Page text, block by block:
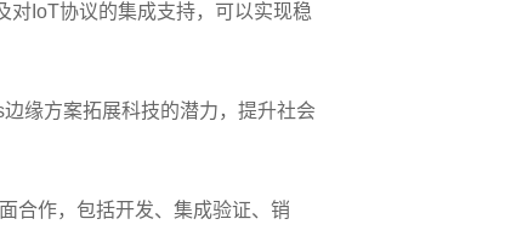
对IoT协议的集成支持，可以实现稳
缘方案拓展科技的潜力，提升社会
合作，包括开发、集成验证、销